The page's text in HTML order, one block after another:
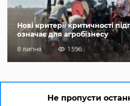
Нові критерії критичності
означає для агробізнесу
8 липня 1 596
Не пропусти